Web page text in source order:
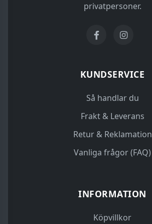
privatpersoner.
KUNDSERVICE
Så handlar du
Frakt & Leverans
Retur & Reklamation
Vanliga frågor (FAQ)
INFORMATION
Köpvillkor